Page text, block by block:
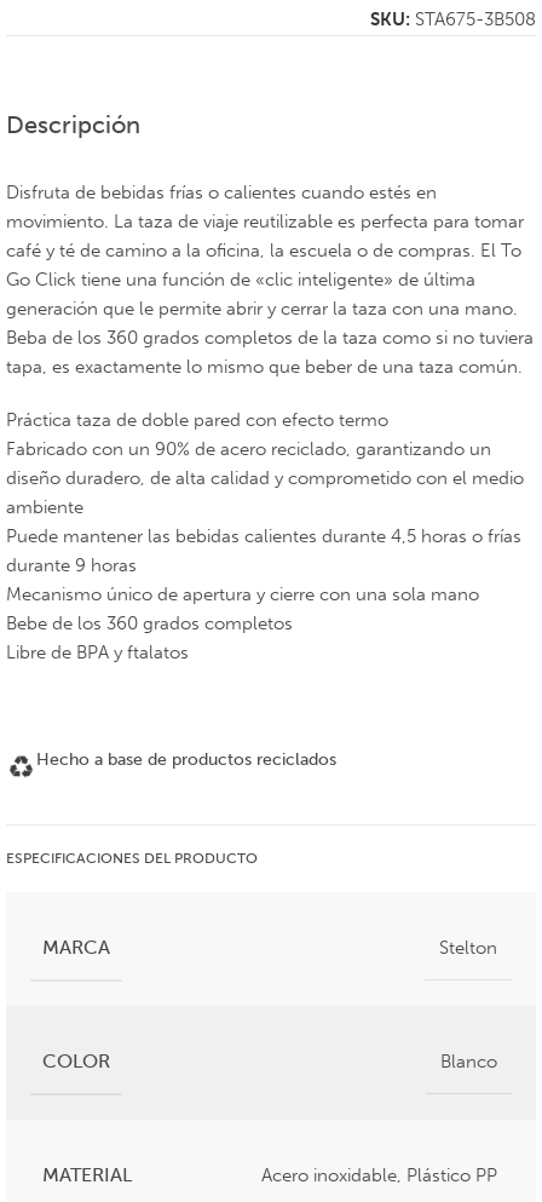
SKU: STA675-3B508
Descripción
Disfruta de bebidas frías o calientes cuando estés en
movimiento. La taza de viaje reutilizable es perfecta para tomar
café y té de camino a la oficina, la escuela o de compras. El To
Go Click tiene una función de «clic inteligente» de última
generación que le permite abrir y cerrar la taza con una mano.
Beba de los 360 grados completos de la taza como si no tuviera
tapa, es exactamente lo mismo que beber de una taza común.
Práctica taza de doble pared con efecto termo
Fabricado con un 90% de acero reciclado, garantizando un
diseño duradero, de alta calidad y comprometido con el medio
ambiente
Puede mantener las bebidas calientes durante 4,5 horas o frías
durante 9 horas
Mecanismo único de apertura y cierre con una sola mano
Bebe de los 360 grados completos
Libre de BPA y ftalatos
Hecho a base de productos reciclados
ESPECIFICACIONES DEL PRODUCTO
MARCA Stelton
COLOR Blanco
MATERIAL Acero inoxidable, Plástico PP